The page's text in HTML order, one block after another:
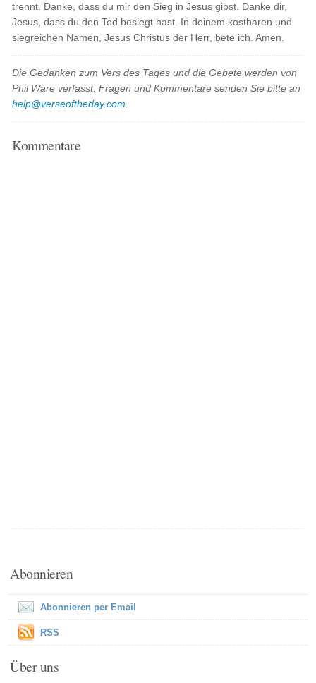
trennt. Danke, dass du mir den Sieg in Jesus gibst. Danke dir,
Jesus, dass du den Tod besiegt hast. In deinem kostbaren und
siegreichen Namen, Jesus Christus der Herr, bete ich. Amen.
Die Gedanken zum Vers des Tages und die Gebete werden von
Phil Ware verfasst. Fragen und Kommentare senden Sie bitte an
help@verseoftheday.com
Kommentare
Abonnieren
Abonnieren per Email
RSS
Über uns